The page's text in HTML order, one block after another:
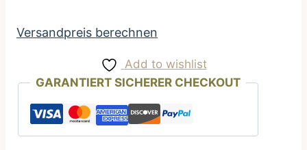
Schlüsselanhänger
rosa
Äpfelchen
Menge
Versandpreis berechnen
Add to wishlist
GARANTIERT SICHERER CHECKOUT